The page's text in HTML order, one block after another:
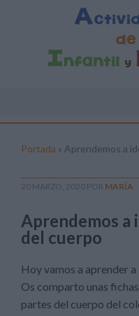
Portada » Aprendemos a
20 MARZO, 2020 POR MARÍA
Aprendemos a
del cuerpo
Hoy vamos a aprender
Os comparto unas
partes del cuerpo del